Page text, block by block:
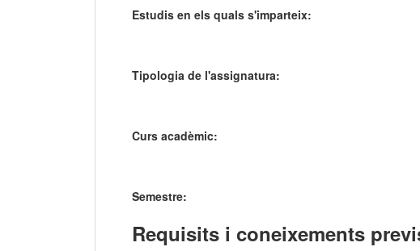
Estudis en els quals s'imparteix:
Tipologia de l'assignatura:
Curs acadèmic:
Semestre:
Requisits i coneixements